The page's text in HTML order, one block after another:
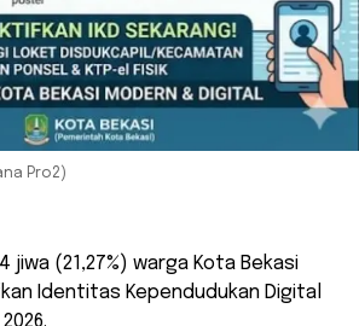
Pro2)
jiwa (21,27%) warga Kota Bekasi
Identitas Kependudukan Digital